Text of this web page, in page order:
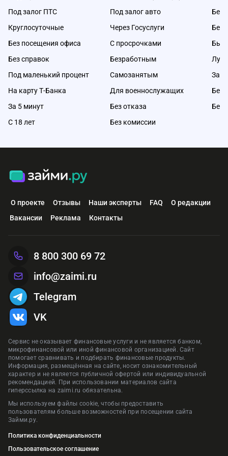
Под залог ПТС
Круглосуточные
Без посещения офиса
Без справок
Под маленький процент
На карту Т-Банка
За 5 минут
С 18 лет
Под залог авто
Через Госуслуги
С просрочками
Безработным
Самозанятым
Для военнослужащих
Без отказа
Без комиссии
Без
Без
Без
Без
О проекте Отзывы Наши эксперты FAQ
О редакции
Вакансии
Реклама Контакты
Сервис не оказывает финансовые услуги и не является банком,
микрофинансовой или иной финансовой организацией. Сайт
помогает сравнивать и подбирать финансовые продукты.
Информация, размещённая на сайте, носит ознакомительный
характер и не является публичной офертой или индивидуальной
рекомендацией. При использовании материалов сайта
гиперссылка на zaimi.ru обязательна.
Мы используем файлы cookie, чтобы предоставить
пользователям больше возможностей при посещении сайта
Займи.ру.
Политика конфиденциальности
Пользовательское соглашение
8 800 300 69 72
info@zaimi.ru
Telegram
VK